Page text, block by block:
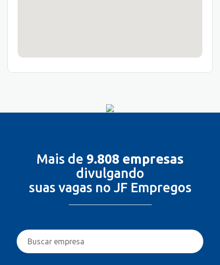
Mais de 9.808 empresas
divulgando
suas vagas no JF Empregos